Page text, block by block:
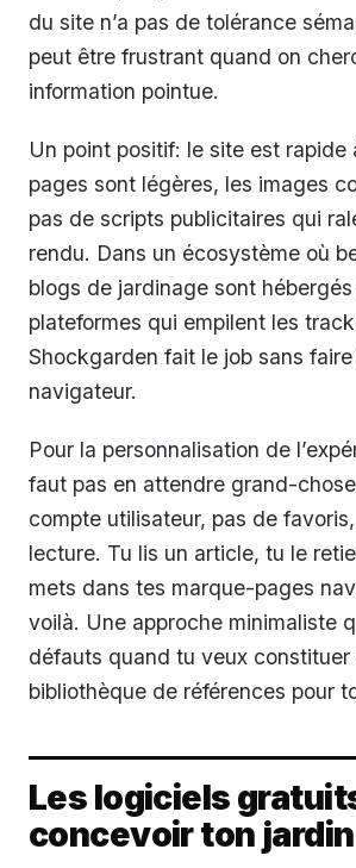
du site n’a pas de tolérance
peut être frustrant quand on
information pointue.
Un point positif: le site est rapide
pages sont légères, les images
pas de scripts publicitaires qui
rendu. Dans un écosystème où
blogs de jardinage sont
plateformes qui empilent les
Shockgarden fait le job sans
navigateur.
Pour la personnalisation de
faut pas en attendre grand-
compte utilisateur, pas de
lecture. Tu lis un article, tu le
mets dans tes marque-pages
voilà. Une approche minimaliste
défauts quand tu veux constituer
bibliothèque de références pour
Les logiciels
concevoir ton jardin